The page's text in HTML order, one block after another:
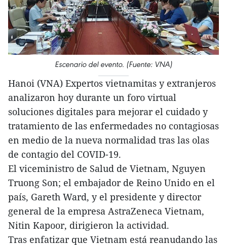
Escenario del evento. (Fuente: VNA)
Hanoi (VNA) Expertos vietnamitas y extranjeros
analizaron hoy durante un foro virtual
soluciones digitales para mejorar el cuidado y
tratamiento de las enfermedades no contagiosas
en medio de la nueva normalidad tras las olas
de contagio del COVID-19.
El viceministro de Salud de Vietnam, Nguyen
Truong Son; el embajador de Reino Unido en el
país, Gareth Ward, y el presidente y director
general de la empresa AstraZeneca Vietnam,
Nitin Kapoor, dirigieron la actividad.
Tras enfatizar que Vietnam está reanudando las